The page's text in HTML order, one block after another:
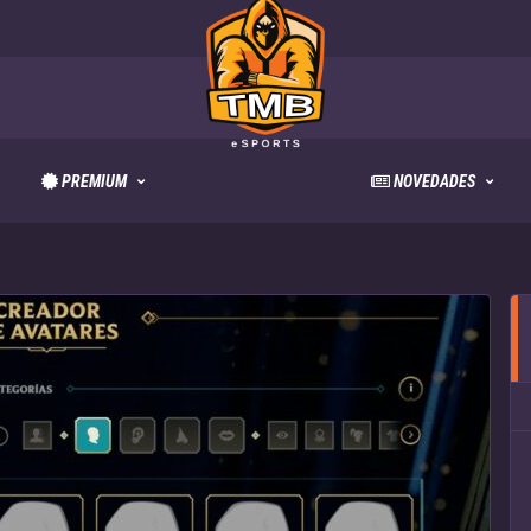
PREMIUM NOVEDADES